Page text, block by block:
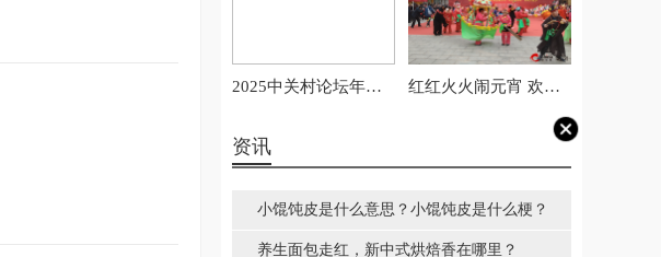
2025中关村论坛年会
质量发展论坛举办
红红火火闹元宵 欢天
县柏城街道举办“亚昊
杯”“我们的节日·欢乐
资讯
小馄饨皮是什么意思？小馄饨皮是什么梗？
养生面包走红，新中式烘焙香在哪里？